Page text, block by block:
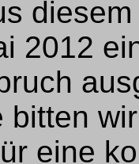
2012
bitten
eine